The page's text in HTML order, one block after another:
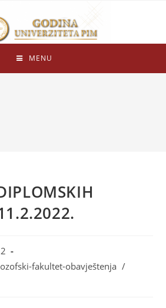
MENU
fakultet-obavještenja /